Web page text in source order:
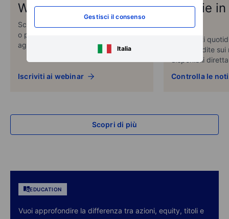
Gestisci il consenso
Italia
Webinar
Scopri i nostri webinar in programma
o passati per formazioni ed
aggiornamenti di mercato
Iscriviti ai webinar
Notizie
reale
Commenti
approfondite
disponibili
Controlla le
Scopri di più
EDUCATION
Vuoi approfondire la differenza tra azioni, equity, titoli e